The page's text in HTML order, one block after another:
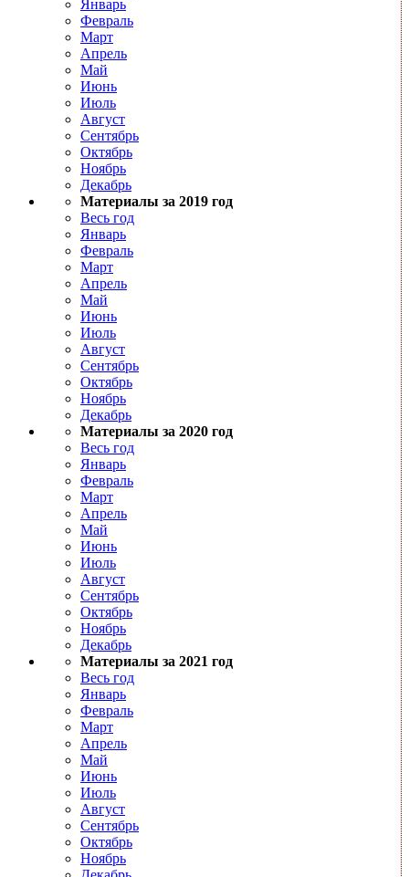
Январь
Февраль
Март
Апрель
Май
Июнь
Июль
Август
Сентябрь
Октябрь
Ноябрь
Декабрь
Материалы за 2019 год
Весь год
Январь
Февраль
Март
Апрель
Май
Июнь
Июль
Август
Сентябрь
Октябрь
Ноябрь
Декабрь
Материалы за 2020 год
Весь год
Январь
Февраль
Март
Апрель
Май
Июнь
Июль
Август
Сентябрь
Октябрь
Ноябрь
Декабрь
Материалы за 2021 год
Весь год
Январь
Февраль
Март
Апрель
Май
Июнь
Июль
Август
Сентябрь
Октябрь
Ноябрь